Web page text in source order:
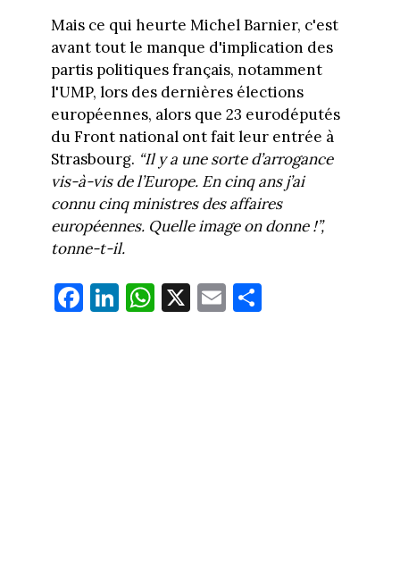
Mais ce qui heurte Michel Barnier, c'est
avant tout le manque d'implication des
partis politiques français, notamment
l'UMP, lors des dernières élections
européennes, alors que 23 eurodéputés
du Front national ont fait leur entrée à
Strasbourg. “Ily a une sorte d’arrogance
vis-à-vis de l’Europe. En cinq ans j’ai
connu cinq ministres des affaires
européennes. Quelle image on donne !”,
tonne-t-il.
Fa
ce
Li
nk
W
ha
X E
m
Pa